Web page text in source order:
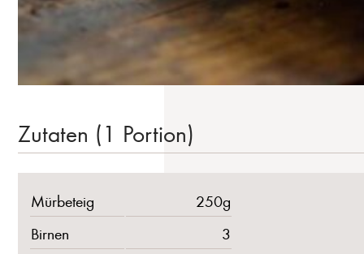
Zutaten (1 Portion)
Mürbeteig
250g
Birnen
3